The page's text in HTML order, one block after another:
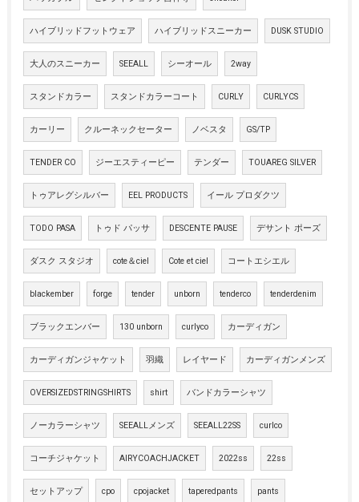
ハイブリッドフットウェア ハイブリッドスニーカー DUSK STUDIO
大人のスニーカー SEEALL シーオール 2way
スタンドカラー スタンドカラーコート CURLY CURLYCS
カーリー クルーネックセーター ノベスタ GS/TP
TENDER CO ジーエスティーピー テンダー TOUAREG SILVER
トゥアレグシルバー EEL PRODUCTS イール プロダクツ
TODO PASA トゥド パッサ DESCENTE PAUSE デサント ポーズ
ダスク スタジオ cote＆ciel Cote et ciel コートエシエル
blackember forge tender unborn tenderco tenderdenim
ブラックエンバー 130 unborn curlyco カーディガン
カーディガンジャケット 羽織 レイヤード カーディガンメンズ
OVERSIZEDSTRINGSHIRTS shirt バンドカラーシャツ
ノーカラーシャツ SEEALLメンズ SEEALL22SS curlco
コーチジャケット AIRYCOACHJACKET 2022ss 22ss
セットアップ cpo cpojacket taperedpants pants